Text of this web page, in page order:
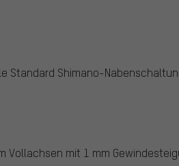
Standard Shimano-
Vollachsen mit 1 mm